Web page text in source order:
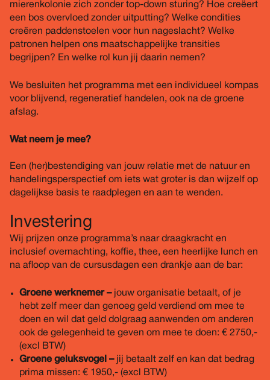
mierenkolonie zich zonder top-down sturing? Hoe creëert
een bos overvloed zonder uitputting? Welke condities
creëren paddenstoelen voor hun nageslacht? Welke
patronen helpen ons maatschappelijke transities
begrijpen? En welke rol kun jij daarin nemen?
We besluiten het programma met een individueel kompas
voor blijvend, regeneratief handelen, ook na de groene
afslag.
Wat neem je mee?
Een (her)bestendiging van jouw relatie met de natuur en
handelingsperspectief om iets wat groter is dan wijzelf op
dagelijkse basis te raadplegen en aan te wenden.
Investering
Wij prijzen onze programma’s naar draagkracht en
inclusief overnachting, koffie, thee, een heerlijke lunch en
na afloop van de cursusdagen een drankje aan de bar:
Groene werknemer – jouw organisatie betaalt, of je
hebt zelf meer dan genoeg geld verdiend om mee te
doen en wil dat geld dolgraag aanwenden om anderen
ook de gelegenheid te geven om mee te doen: € 2750,-
(excl BTW)
Groene geluksvogel – jij betaalt zelf en kan dat bedrag
prima missen: € 1950,- (excl BTW)